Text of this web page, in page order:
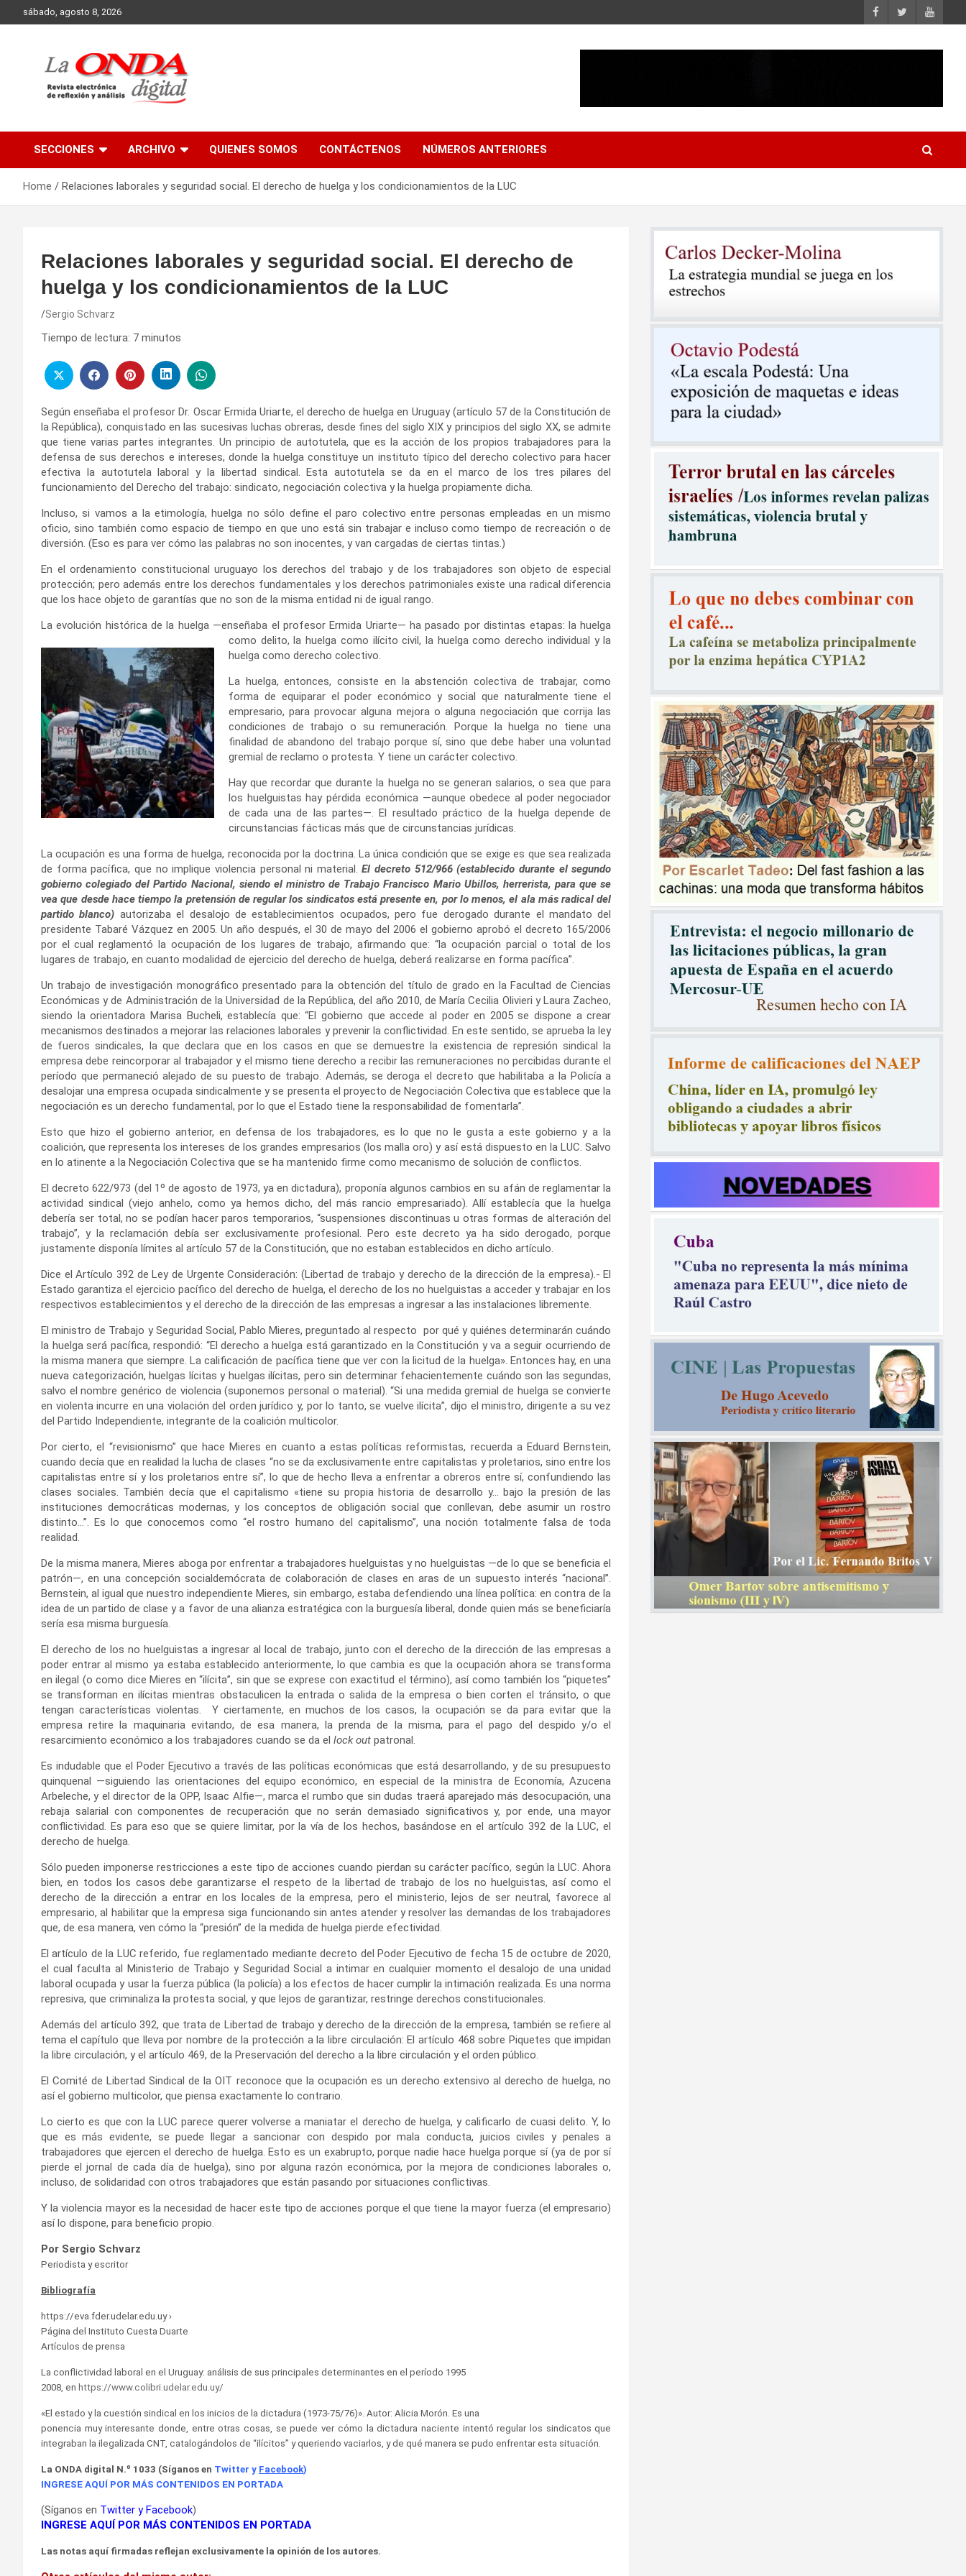
to
sábado, agosto 8, 2026
SECCIONES ARCHIVO QUIENES SOMOS CONTÁCTENOS NÚMEROS ANTERIORES
Home Relaciones laborales y seguridad social. El derecho de huelga y los condicionamientos de la LUC
Relaciones laborales y seguridad social. El derecho de
huelga y los condicionamientos de la LUC
Sergio Schvarz
Tiempo de lectura: 7 minutos
Según enseñaba el profesor Dr. Oscar Ermida Uriarte, el derecho de huelga en Uruguay (artículo 57 de la Constitución de
la República), conquistado en las sucesivas luchas obreras, desde fines del siglo XIX y principios del siglo XX, se admite
que tiene varias partes integrantes. Un principio de autotutela, que es la acción de los propios trabajadores para la
defensa de sus derechos e intereses, donde la huelga constituye un instituto típico del derecho colectivo para hacer
efectiva la autotutela laboral y la libertad sindical. Esta autotutela se da en el marco de los tres pilares del
funcionamiento del Derecho del trabajo: sindicato, negociación colectiva y la huelga propiamente dicha.
Incluso, si vamos a la etimología, huelga no sólo define el paro colectivo entre personas empleadas en un mismo
oficio, sino también como espacio de tiempo en que uno está sin trabajar e incluso como tiempo de recreación o de
diversión. (Eso es para ver cómo las palabras no son inocentes, y van cargadas de ciertas tintas.)
En el ordenamiento constitucional uruguayo los derechos del trabajo y de los trabajadores son objeto de especial
protección; pero además entre los derechos fundamentales y los derechos patrimoniales existe una radical diferencia
que los hace objeto de garantías que no son de la misma entidad ni de igual rango.
La evolución histórica de la huelga —enseñaba el profesor Ermida Uriarte— ha pasado por distintas etapas: la huelga
como delito, la huelga como ilícito civil, la huelga como derecho individual y la
huelga como derecho colectivo.
La huelga, entonces, consiste en la abstención colectiva de trabajar, como
forma de equiparar el poder económico y social que naturalmente tiene el
empresario, para provocar alguna mejora o alguna negociación que corrija las
condiciones de trabajo o su remuneración. Porque la huelga no tiene una
finalidad de abandono del trabajo porque sí, sino que debe haber una voluntad
gremial de reclamo o protesta. Y tiene un carácter colectivo.
Hay que recordar que durante la huelga no se generan salarios, o sea que para
los huelguistas hay pérdida económica —aunque obedece al poder negociador
de cada una de las partes—. El resultado práctico de la huelga depende de
circunstancias fácticas más que de circunstancias jurídicas.
La ocupación es una forma de huelga, reconocida por la doctrina. La única condición que se exige es que sea realizada
de forma pacífica, que no implique violencia personal ni material.El decreto 512/966 (establecido durante el segundo
gobierno colegiado del Partido Nacional, siendo el ministro de Trabajo Francisco Mario Ubillos, herrerista, para que se
vea que desde hace tiempo la pretensión de regular los sindicatos está presente en, por lo menos, el ala más radical del
partido blanco) autorizaba el desalojo de establecimientos ocupados, pero fue derogado durante el mandato del
presidente Tabaré Vázquez en 2005. Un año después, el 30 de mayo del 2006 el gobierno aprobó el decreto 165/2006
por el cual reglamentó la ocupación de los lugares de trabajo, afirmando que: “la ocupación parcial o total de los
lugares de trabajo, en cuanto modalidad de ejercicio del derecho de huelga, deberá realizarse en forma pacífica”.
Un trabajo de investigación monográfico presentado para la obtención del título de grado en la Facultad de Ciencias
Económicas y de Administración de la Universidad de la República, del año 2010, de María Cecilia Olivieri y Laura Zacheo,
siendo la orientadora Marisa Bucheli, establecía que: “El gobierno que accede al poder en 2005 se dispone a crear
mecanismos destinados a mejorar las relaciones laborales y prevenir la conflictividad. En este sentido, se aprueba la ley
de fueros sindicales, la que declara que en los casos en que se demuestre la existencia de represión sindical la
empresa debe reincorporar al trabajador y el mismo tiene derecho a recibir las remuneraciones no percibidas durante el
período que permaneció alejado de su puesto de trabajo. Además, se deroga el decreto que habilitaba a la Policía a
desalojar una empresa ocupada sindicalmente y se presenta el proyecto de Negociación Colectiva que establece que la
negociación es un derecho fundamental, por lo que el Estado tiene la responsabilidad de fomentarla”.
Esto que hizo el gobierno anterior, en defensa de los trabajadores, es lo que no le gusta a este gobierno y a la
coalición, que representa los intereses de los grandes empresarios (los malla oro) y así está dispuesto en la LUC. Salvo
en lo atinente a la Negociación Colectiva que se ha mantenido firme como mecanismo de solución de conflictos.
El decreto 622/973 (del 1º de agosto de 1973, ya en dictadura), proponía algunos cambios en su afán de reglamentar la
actividad sindical (viejo anhelo, como ya hemos dicho, del más rancio empresariado). Allí establecía que la huelga
debería ser total, no se podían hacer paros temporarios, “suspensiones discontinuas u otras formas de alteración del
trabajo”, y la reclamación debía ser exclusivamente profesional. Pero este decreto ya ha sido derogado, porque
justamente disponía límites al artículo 57 de la Constitución, que no estaban establecidos en dicho artículo.
Dice el Artículo 392 de Ley de Urgente Consideración: (Libertad de trabajo y derecho de la dirección de la empresa).- El
Estado garantiza el ejercicio pacífico del derecho de huelga, el derecho de los no huelguistas a acceder y trabajar en los
respectivos establecimientos y el derecho de la dirección de las empresas a ingresar a las instalaciones libremente.
El ministro de Trabajo y Seguridad Social, Pablo Mieres, preguntado al respecto por qué y quiénes determinarán cuándo
la huelga será pacífica, respondió: “El derecho a huelga está garantizado en la Constitución y va a seguir ocurriendo de
la misma manera que siempre. La calificación de pacífica tiene que ver con la licitud de la huelga». Entonces hay, en una
nueva categorización, huelgas lícitas y huelgas ilícitas, pero sin determinar fehacientemente cuándo son las segundas,
salvo el nombre genérico de violencia (suponemos personal o material). “Si una medida gremial de huelga se convierte
en violenta incurre en una violación del orden jurídico y, por lo tanto, se vuelve ilícita”, dijo el ministro, dirigente a su vez
del Partido Independiente, integrante de la coalición multicolor.
Por cierto, el “revisionismo” que hace Mieres en cuanto a estas políticas reformistas, recuerda a Eduard Bernstein,
cuando decía que en realidad la lucha de clases “no se da exclusivamente entre capitalistas y proletarios, sino entre los
capitalistas entre sí y los proletarios entre sí”, lo que de hecho lleva a enfrentar a obreros entre sí, confundiendo las
clases sociales. También decía que el capitalismo «tiene su propia historia de desarrollo y… bajo la presión de las
instituciones democráticas modernas, y los conceptos de obligación social que conllevan, debe asumir un rostro
distinto…”. Es lo que conocemos como “el rostro humano del capitalismo”, una noción totalmente falsa de toda
realidad.
De la misma manera, Mieres aboga por enfrentar a trabajadores huelguistas y no huelguistas —de lo que se beneficia el
patrón—, en una concepción socialdemócrata de colaboración de clases en aras de un supuesto interés “nacional”.
Bernstein, al igual que nuestro independiente Mieres, sin embargo, estaba defendiendo una línea política: en contra de la
idea de un partido de clase y a favor de una alianza estratégica con la burguesía liberal, donde quien más se beneficiaría
sería esa misma burguesía.
El derecho de los no huelguistas a ingresar al local de trabajo, junto con el derecho de la dirección de las empresas a
poder entrar al mismo ya estaba establecido anteriormente, lo que cambia es que la ocupación ahora se transforma
en ilegal (o como dice Mieres en “ilícita”, sin que se exprese con exactitud el término), así como también los “piquetes”
se transforman en ilícitas mientras obstaculicen la entrada o salida de la empresa o bien corten el tránsito, o que
tengan características violentas. Y ciertamente, en muchos de los casos, la ocupación se da para evitar que la
empresa retire la maquinaria evitando, de esa manera, la prenda de la misma, para el pago del despido y/o el
resarcimiento económico a los trabajadores cuando se da el lock out patronal.
Es indudable que el Poder Ejecutivo a través de las políticas económicas que está desarrollando, y de su presupuesto
quinquenal —siguiendo las orientaciones del equipo económico, en especial de la ministra de Economía, Azucena
Arbeleche, y el director de la OPP, Isaac Alfie—, marca el rumbo que sin dudas traerá aparejado más desocupación, una
rebaja salarial con componentes de recuperación que no serán demasiado significativos y, por ende, una mayor
conflictividad. Es para eso que se quiere limitar, por la vía de los hechos, basándose en el artículo 392 de la LUC, el
derecho de huelga.
Sólo pueden imponerse restricciones a este tipo de acciones cuando pierdan su carácter pacífico, según la LUC. Ahora
bien, en todos los casos debe garantizarse el respeto de la libertad de trabajo de los no huelguistas, así como el
derecho de la dirección a entrar en los locales de la empresa, pero el ministerio, lejos de ser neutral, favorece al
empresario, al habilitar que la empresa siga funcionando sin antes atender y resolver las demandas de los trabajadores
que, de esa manera, ven cómo la “presión” de la medida de huelga pierde efectividad.
El artículo de la LUC referido, fue reglamentado mediante decreto del Poder Ejecutivo de fecha 15 de octubre de 2020,
el cual faculta al Ministerio de Trabajo y Seguridad Social a intimar en cualquier momento el desalojo de una unidad
laboral ocupada y usar la fuerza pública (la policía) a los efectos de hacer cumplir la intimación realizada. Es una norma
represiva, que criminaliza la protesta social, y que lejos de garantizar, restringe derechos constitucionales.
Además del artículo 392, que trata de Libertad de trabajo y derecho de la dirección de la empresa, también se refiere al
tema el capítulo que lleva por nombre de la protección a la libre circulación: El artículo 468 sobre Piquetes que impidan
la libre circulación, y el artículo 469, de la Preservación del derecho a la libre circulación y el orden público.
El Comité de Libertad Sindical de la OIT reconoce que la ocupación es un derecho extensivo al derecho de huelga, no
así el gobierno multicolor, que piensa exactamente lo contrario.
Lo cierto es que con la LUC parece querer volverse a maniatar el derecho de huelga, y calificarlo de cuasi delito. Y, lo
que es más evidente, se puede llegar a sancionar con despido por mala conducta, juicios civiles y penales a
trabajadores que ejercen el derecho de huelga. Esto es un exabrupto, porque nadie hace huelga porque sí (ya de por sí
pierde el jornal de cada día de huelga), sino por alguna razón económica, por la mejora de condiciones laborales o,
incluso, de solidaridad con otros trabajadores que están pasando por situaciones conflictivas.
Y la violencia mayor es la necesidad de hacer este tipo de acciones porque el que tiene la mayor fuerza (el empresario)
así lo dispone, para beneficio propio.
Por Sergio Schvarz
Periodista y escritor
Bibliografía
https://eva.fder.udelar.edu.uy ›
Página del Instituto Cuesta Duarte
Artículos de prensa
La conflictividad laboral en el Uruguay: análisis de sus principales determinantes en el período 1995
2008, en https://www.colibri.udelar.edu.uy/
«El estado y la cuestión sindical en los inicios de la dictadura (1973-75/76)». Autor: Alicia Morón. Es una
ponencia muy interesante donde, entre otras cosas, se puede ver cómo la dictadura naciente intentó regular los sindicatos que
integraban la ilegalizada CNT, catalogándolos de “ilícitos” y queriendo vaciarlos, y de qué manera se pudo enfrentar esta situación.
La ONDA digital N.º 1033 (Síganos en Twitter y Facebook)
INGRESE AQUÍ POR MÁS CONTENIDOS EN PORTADA
(Síganos en Twitter yFacebook)
INGRESE AQUÍ POR MÁS CONTENIDOS EN PORTADA
Las notas aquí firmadas reflejan exclusivamente la opinión de los autores.